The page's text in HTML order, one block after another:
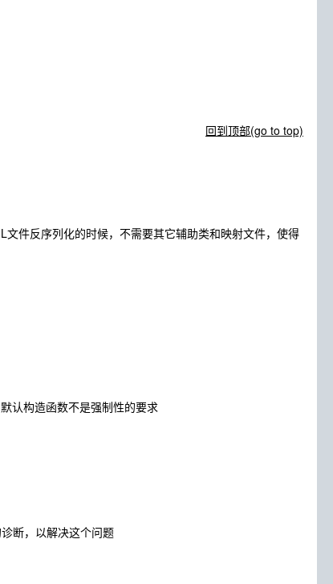
回到顶部(go to top)
件反序列化的时候，不需要其它辅助类和映射文件，使得
认构造函数不是强制性的要求
断，以解决这个问题